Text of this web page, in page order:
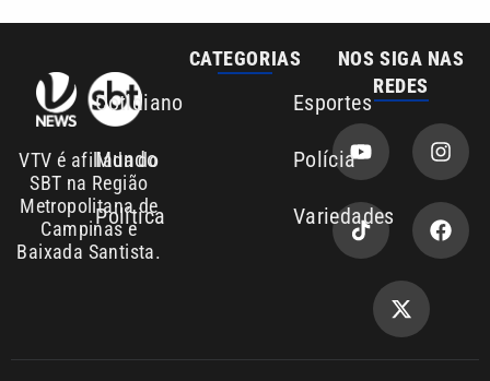
VTV é afiliada do
SBT na Região
Metropolitana de
Campinas e
Baixada Santista.
Esportes
Mundo Polícia
Política Variedades
REDES
Anuncie agora com a emissora VTV SBT